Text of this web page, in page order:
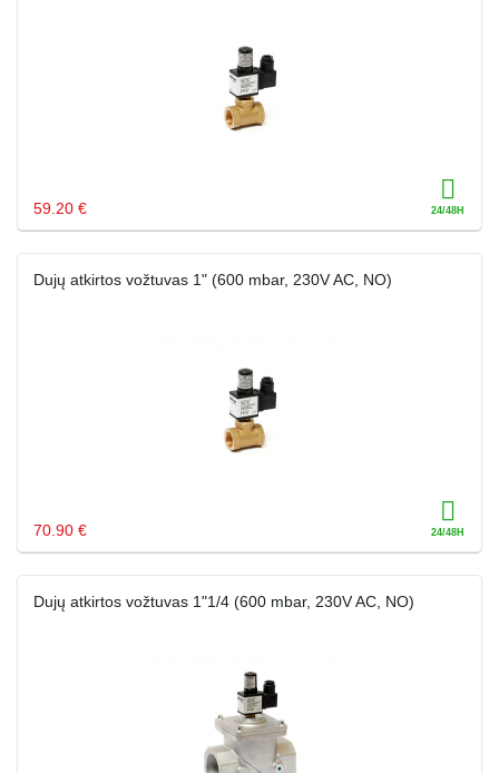
59.20 €
Dujų atkirtos vožtuvas 1" (600 mbar, 230V AC, NO)
70.90 €
Dujų atkirtos vožtuvas 1"1/4 (600 mbar, 230V AC, NO)